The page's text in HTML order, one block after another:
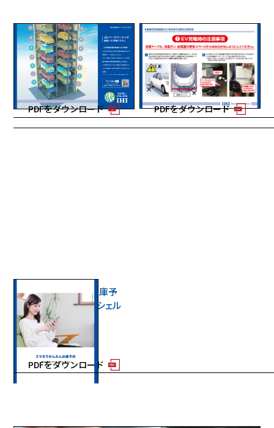
エレベータパーキング省電
力・EV充電システム
2026年更新 2ページ
PDFをダウンロード
EV充電時の注意事項
2025年更新 1ページ
PDFをダウンロード
スマホでかんたん出庫予
約「パーキング コンシェル
ジュ」
2026年更新 4ページ
PDFをダウンロード